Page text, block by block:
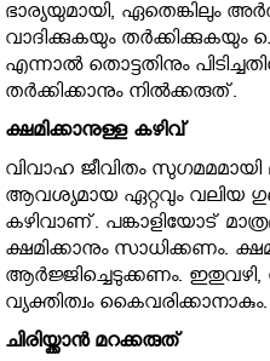
ഭാര്യയുമായി, ഏതെങ്കിലും
വാദിക്കുകയും തര്‍ക്കിക്കുകയും
എന്നാല്‍ തൊട്ടതിനും
തര്‍ക്കിക്കാനും നില്‍ക്കരുത്.
ക്ഷമിക്കാനുള്ള കഴിവ്
വിവാഹ ജീവിതം
ആവശ്യമായ ഏറ്റവും വലിയ
കഴിവാണ്. പങ്കാളിയോട്
ക്ഷമിക്കാനും സാധിക്കണം.
ആര്‍ജ്ജിച്ചെടുക്കണം. ഇതുവഴി,
വ്യക്തിത്വം കൈവരിക്കാനാകും.
ചിരിയ്ക്കാന്‍ മറക്കരുത്